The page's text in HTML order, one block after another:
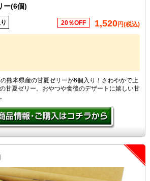
ー(6個)
20％OFF 1,520円(税込)
熊本県産の甘夏ゼリーが6個入り！さわやかで上
甘夏ゼリー。おやつや食後のデザートに嬉しい甘